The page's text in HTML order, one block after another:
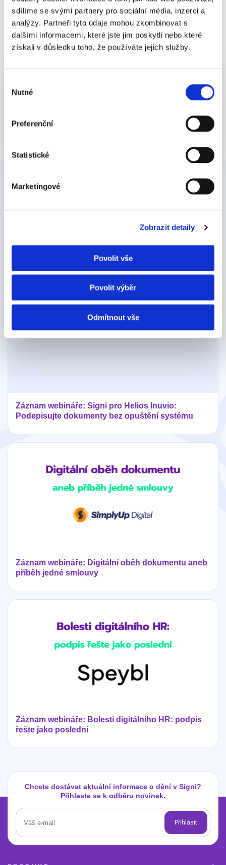
sdílíme se svými partnery pro sociální média, inzerci a
analýzy. Partneři tyto údaje mohou zkombinovat s
dalšími informacemi, které jste jim poskytli nebo které
získali v důsledku toho, že používáte jejich služby.
souhlasu
Nutné
Preferenční
Statistické
Marketingové
Zobrazit detaily
Povolit vše
Povolit výběr
Odmítnout vše
opraveno načítání údajů podle IČO
Líbil se vám článek? Sdílejte ho...
Články
A ukazujeme, že to není zas taková věda.
Záznam webináře: Signi pro Helios Inuvio:
Podepisujte dokumenty bez opuštění systému
Záznam webináře: Digitální oběh dokumentu aneb
příběh jedné smlouvy
Záznam webináře: Bolesti digitálního HR: podpis
řešte jako poslední
Chcete dostávat aktuální informace o dění v Signi?
Přihlaste se k odběru novinek.